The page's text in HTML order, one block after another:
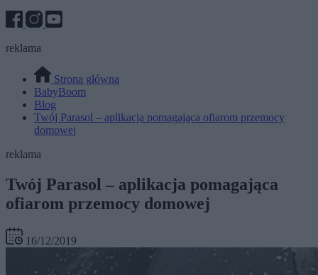
reklama
Strona główna
BabyBoom
Blog
Twój Parasol – aplikacja pomagająca ofiarom przemocy
domowej
reklama
Twój Parasol – aplikacja pomagająca
ofiarom przemocy domowej
16/12/2019